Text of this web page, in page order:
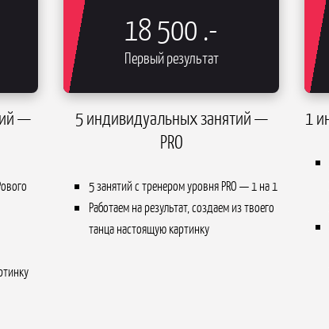
—
18 500 .-
Первый результат
5 индивидуальных занятий —
PRO
5 занятий с тренером уровня PRO — 1 на 1
Работаем на результат, создаем из твоего
танца настоящую картинку
1